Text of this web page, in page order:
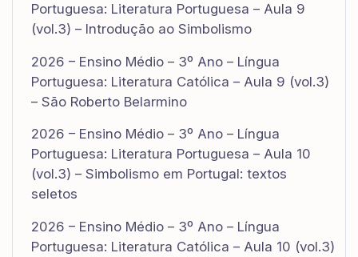
Portuguesa: Literatura Portuguesa – Aula 9
(vol.3) – Introdução ao Simbolismo
2026 – Ensino Médio – 3º Ano – Língua
Portuguesa: Literatura Católica – Aula 9 (vol.3)
– São Roberto Belarmino
2026 – Ensino Médio – 3º Ano – Língua
Portuguesa: Literatura Portuguesa – Aula 10
(vol.3) – Simbolismo em Portugal: textos
seletos
2026 – Ensino Médio – 3º Ano – Língua
Portuguesa: Literatura Católica – Aula 10 (vol.3)